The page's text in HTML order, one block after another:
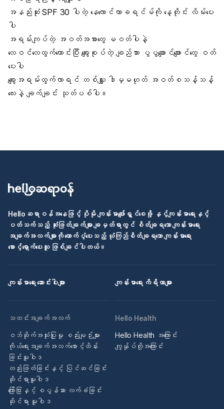
အနည်းဆုံးSPF 30 ပါတဲ့ နေလောင်ကာခရင်မ် ကို နေ့တိုင်း လိမ်းပေး
ပါ
အရမ်းကျပ်တဲ့ အဝတ်အစားတွေ မဝတ်ပါနဲ့
လေဝင်လေထွက်ကောင်းပြီး ချွေးစုပ်တဲ့ ချည်သား ပွပွချောင်ချောင်တွေ ဝတ်
ပေးပါ
ချွေး အရမ်းထွက်လာရင် တစ်သျှူး ဒါမှမဟုတ် အဝတ်စသန့်သန့်
လေးနဲ့ ချက်ချင်း သုတ်ပစ်ပါ။
Helloဆရာဝန်အနေဖြင့် ပိုမို ကျန်းမာပျော်ရွှင်စေဖို့ နှင့်ကျန်းမာရေးနှင့်
ပတ်သက်သည့် ဆုံးဖြတ်ချက်များ ချမှတ်ရာတွင် စိတ်ချရသော ကျန်းမာရေး
အချက်အလက်များကို ထောက်ပံ့ပေးသည့် ယုံကြည်စိတ်ချရသော ကျန်းမာရေး
စောင့်ရှောက်ပေးသူ ဖြစ်ချင်ပါတယ်။
ကျန်းမာရေး ဆောင်းပါးများ ကျန်းမာရေး ကိရိယာများ
သတင်းအချက်အလက်
ဝဘ်ဆိုက်အသုံးပြုမှု စည်းမျဉ်းများ
ကိုယ်ရေးအချက်အလက်စောင့်ထိန်း
ခြင်းမူဝါဒ
တည်းဖြတ်ခြင်းနှင့် ပြင်ဆင်ခြင်း
ဆိုင်ရာမူဝါဒ
ကြော်ငြာနှင့် စပွန်ဆာ လက်ခံခြင်း
ဆိုင်ရာ မူဝါဒ
Hello Health
Hello Health အကြောင်း
ကျွန်ုပ်တို့အကြောင်း